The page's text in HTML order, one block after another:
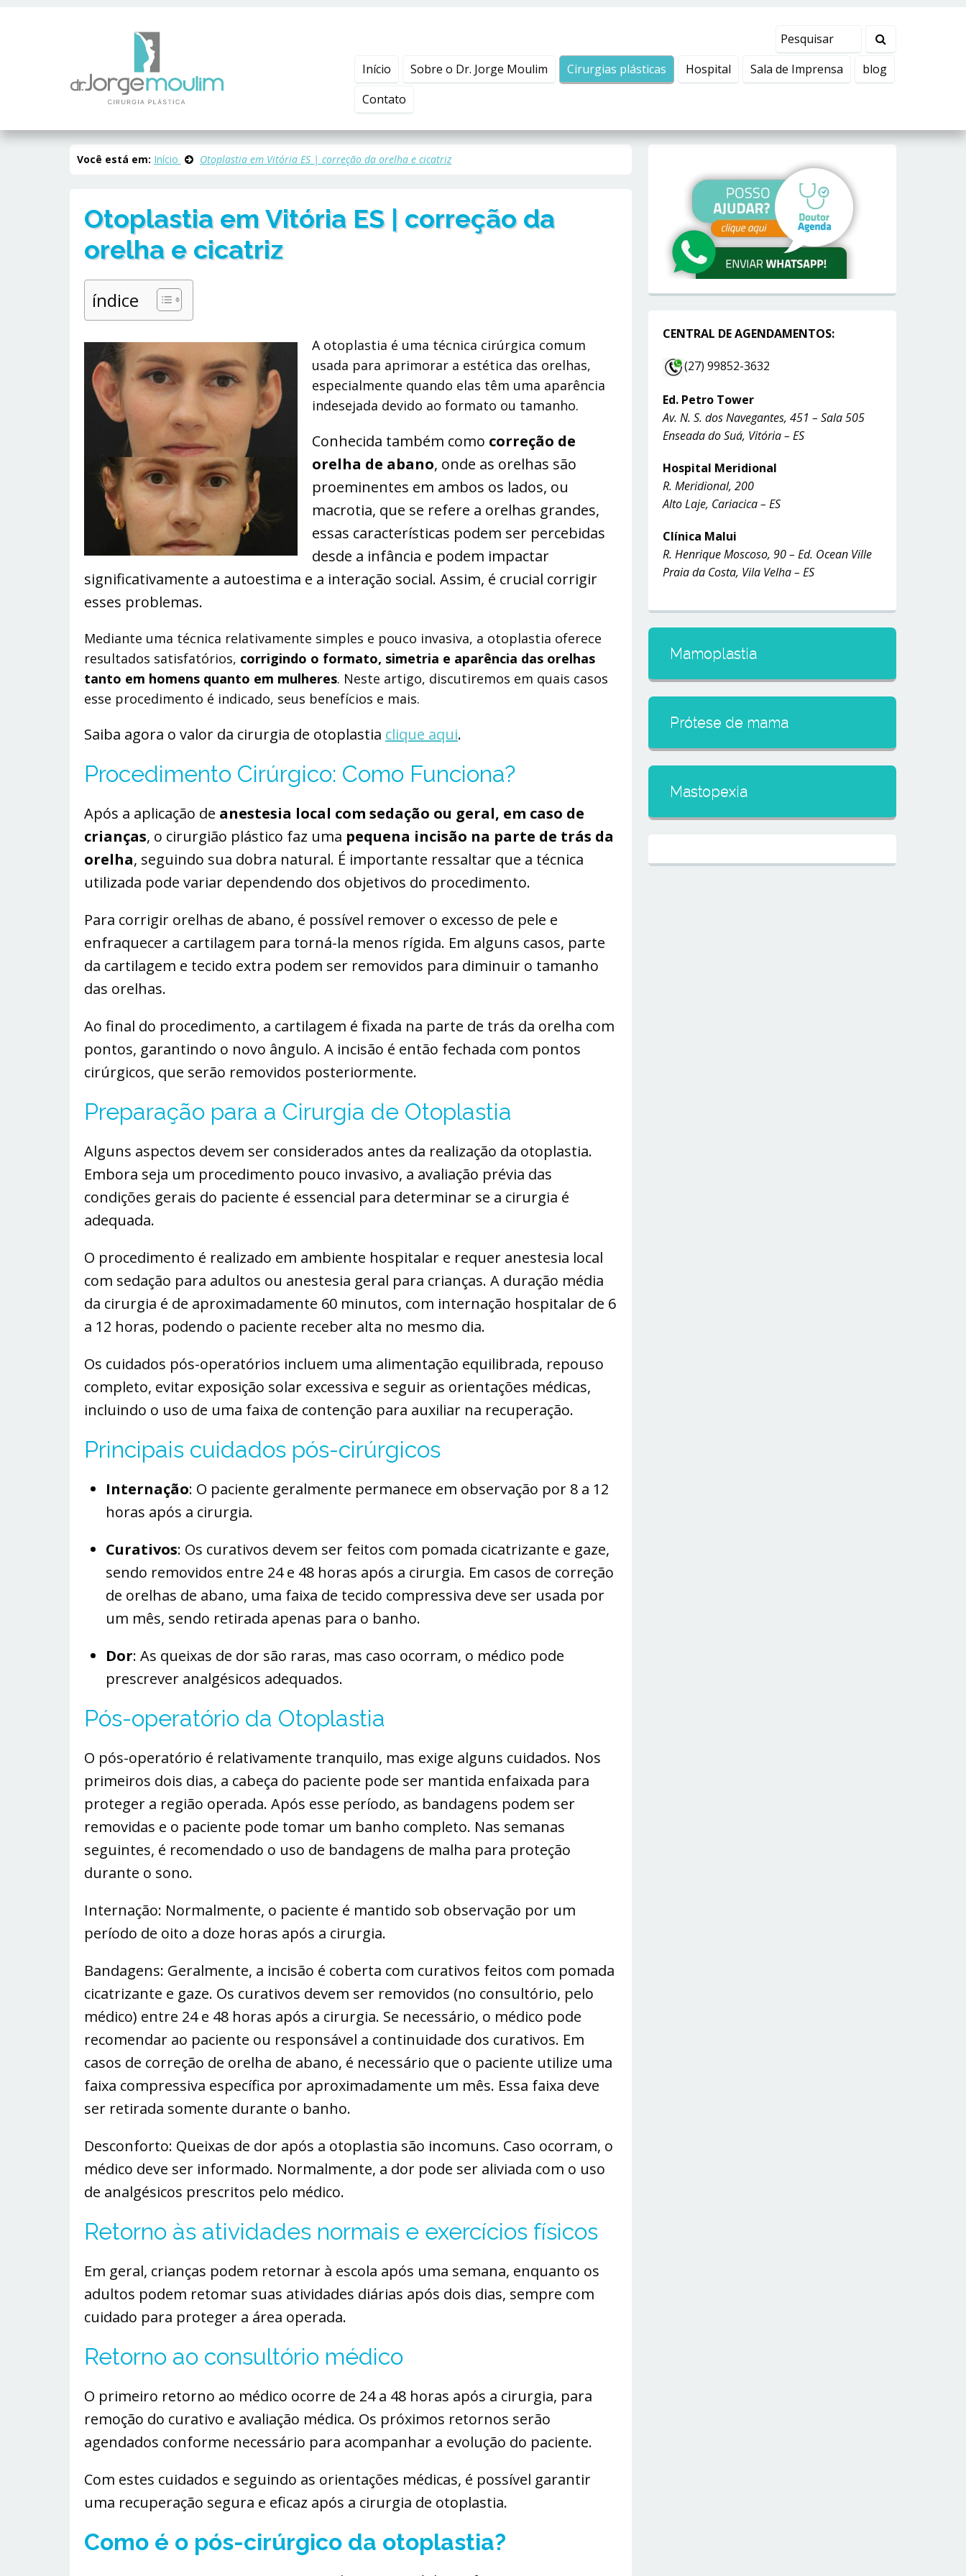
Início Sobre o Dr. Jorge Moulim Cirurgias plásticas Hospital Sala de Imprensa
blog
Contato
Você está em: Início Otoplastia em Vitória ES | correção da orelha e cicatriz
Otoplastia em Vitória ES | correção da
orelha e cicatriz
índice
A otoplastia é uma técnica cirúrgica comum
usada para aprimorar a estética das orelhas,
especialmente quando elas têm uma aparência
indesejada devido ao formato ou tamanho.
Conhecida também como correção de
orelha de abano, onde as orelhas são
proeminentes em ambos os lados, ou
macrotia, que se refere a orelhas grandes,
essas características podem ser percebidas
desde a infância e podem impactar
significativamente a autoestima e a interação social. Assim, é crucial corrigir
esses problemas.
Mediante uma técnica relativamente simples e pouco invasiva, a otoplastia oferece
resultados satisfatórios, corrigindo o formato, simetria e aparência das orelhas
tanto em homens quanto em mulheres. Neste artigo, discutiremos em quais casos
esse procedimento é indicado, seus benefícios e mais.
Saiba agora o valor da cirurgia de otoplastia clique aqui.
Procedimento Cirúrgico: Como Funciona?
Após a aplicação de anestesia local com sedação ou geral, em caso de
crianças, o cirurgião plástico faz uma pequena incisão na parte de trás da
orelha, seguindo sua dobra natural. É importante ressaltar que a técnica
utilizada pode variar dependendo dos objetivos do procedimento.
Para corrigir orelhas de abano, é possível remover o excesso de pele e
enfraquecer a cartilagem para torná-la menos rígida. Em alguns casos, parte
da cartilagem e tecido extra podem ser removidos para diminuir o tamanho
das orelhas.
Ao final do procedimento, a cartilagem é fixada na parte de trás da orelha com
pontos, garantindo o novo ângulo. A incisão é então fechada com pontos
cirúrgicos, que serão removidos posteriormente.
Preparação para a Cirurgia de Otoplastia
Alguns aspectos devem ser considerados antes da realização da otoplastia.
Embora seja um procedimento pouco invasivo, a avaliação prévia das
condições gerais do paciente é essencial para determinar se a cirurgia é
adequada.
O procedimento é realizado em ambiente hospitalar e requer anestesia local
com sedação para adultos ou anestesia geral para crianças. A duração média
da cirurgia é de aproximadamente 60 minutos, com internação hospitalar de 6
a 12 horas, podendo o paciente receber alta no mesmo dia.
Os cuidados pós-operatórios incluem uma alimentação equilibrada, repouso
completo, evitar exposição solar excessiva e seguir as orientações médicas,
incluindo o uso de uma faixa de contenção para auxiliar na recuperação.
Principais cuidados pós-cirúrgicos
Internação: O paciente geralmente permanece em observação por 8 a 12
horas após a cirurgia.
Curativos: Os curativos devem ser feitos com pomada cicatrizante e gaze,
sendo removidos entre 24 e 48 horas após a cirurgia. Em casos de correção
de orelhas de abano, uma faixa de tecido compressiva deve ser usada por
um mês, sendo retirada apenas para o banho.
Dor: As queixas de dor são raras, mas caso ocorram, o médico pode
prescrever analgésicos adequados.
Pós-operatório da Otoplastia
O pós-operatório é relativamente tranquilo, mas exige alguns cuidados. Nos
primeiros dois dias, a cabeça do paciente pode ser mantida enfaixada para
proteger a região operada. Após esse período, as bandagens podem ser
removidas e o paciente pode tomar um banho completo. Nas semanas
seguintes, é recomendado o uso de bandagens de malha para proteção
durante o sono.
Internação: Normalmente, o paciente é mantido sob observação por um
período de oito a doze horas após a cirurgia.
Bandagens: Geralmente, a incisão é coberta com curativos feitos com pomada
cicatrizante e gaze. Os curativos devem ser removidos (no consultório, pelo
médico) entre 24 e 48 horas após a cirurgia. Se necessário, o médico pode
recomendar ao paciente ou responsável a continuidade dos curativos. Em
casos de correção de orelha de abano, é necessário que o paciente utilize uma
faixa compressiva específica por aproximadamente um mês. Essa faixa deve
ser retirada somente durante o banho.
Desconforto: Queixas de dor após a otoplastia são incomuns. Caso ocorram, o
médico deve ser informado. Normalmente, a dor pode ser aliviada com o uso
de analgésicos prescritos pelo médico.
Retorno às atividades normais e exercícios físicos
Em geral, crianças podem retornar à escola após uma semana, enquanto os
adultos podem retomar suas atividades diárias após dois dias, sempre com
cuidado para proteger a área operada.
Retorno ao consultório médico
O primeiro retorno ao médico ocorre de 24 a 48 horas após a cirurgia, para
remoção do curativo e avaliação médica. Os próximos retornos serão
agendados conforme necessário para acompanhar a evolução do paciente.
Com estes cuidados e seguindo as orientações médicas, é possível garantir
uma recuperação segura e eficaz após a cirurgia de otoplastia.
Como é o pós-cirúrgico da otoplastia?
CENTRAL DE AGENDAMENTOS:
(27) 99852-3632
Ed. Petro Tower
Av. N. S. dos Navegantes, 451 – Sala 505
Enseada do Suá, Vitória – ES
Hospital Meridional
R. Meridional, 200
Alto Laje, Cariacica – ES
Clínica Malui
R. Henrique Moscoso, 90 – Ed. Ocean Ville
Praia da Costa, Vila Velha – ES
Mamoplastia
Prótese de mama
Mastopexia